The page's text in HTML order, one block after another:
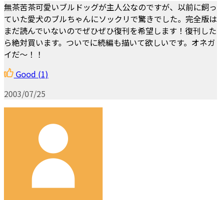
無茶苦茶可愛いブルドッグが主人公なのですが、以前に飼っ
ていた愛犬のブルちゃんにソックリで驚きでした。完全版は
まだ読んでいないのでぜひぜひ復刊を希望します！復刊した
ら絶対買います。ついでに続編も描いて欲しいです。オネガ
イだ～！！
Good (1)
2003/07/25